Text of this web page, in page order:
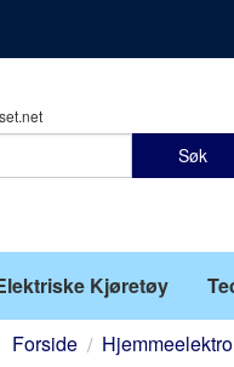
Søk
Kjøretøy
Forside